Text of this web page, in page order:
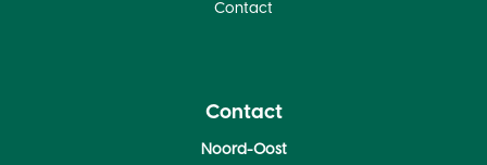
Contact
Contact
Noord-Oost